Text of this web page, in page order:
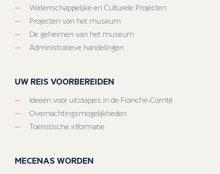
Wetenschappelijke en Culturele Projecten
Projecten van het museum
De geheimen van het museum
Administratieve handelingen
UW REIS VOORBEREIDEN
Ideeën voor uitstapjes in de Franche-Comté
Overnachtingsmogelijkheden
Toeristische informatie
MECENAS WORDEN